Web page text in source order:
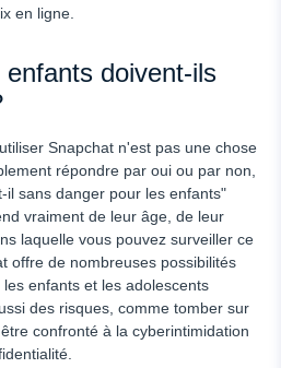
en ligne.
doivent-ils
Snapchat n'est pas une chose
répondre par oui ou par non,
il sans danger pour les enfants"
vraiment de leur âge, de leur
laquelle vous pouvez surveiller ce
offre de nombreuses possibilités
enfants et les adolescents
des risques, comme tomber sur
confronté à la cyberintimidation